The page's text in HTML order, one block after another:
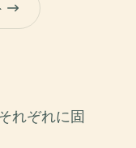
れぞれに固